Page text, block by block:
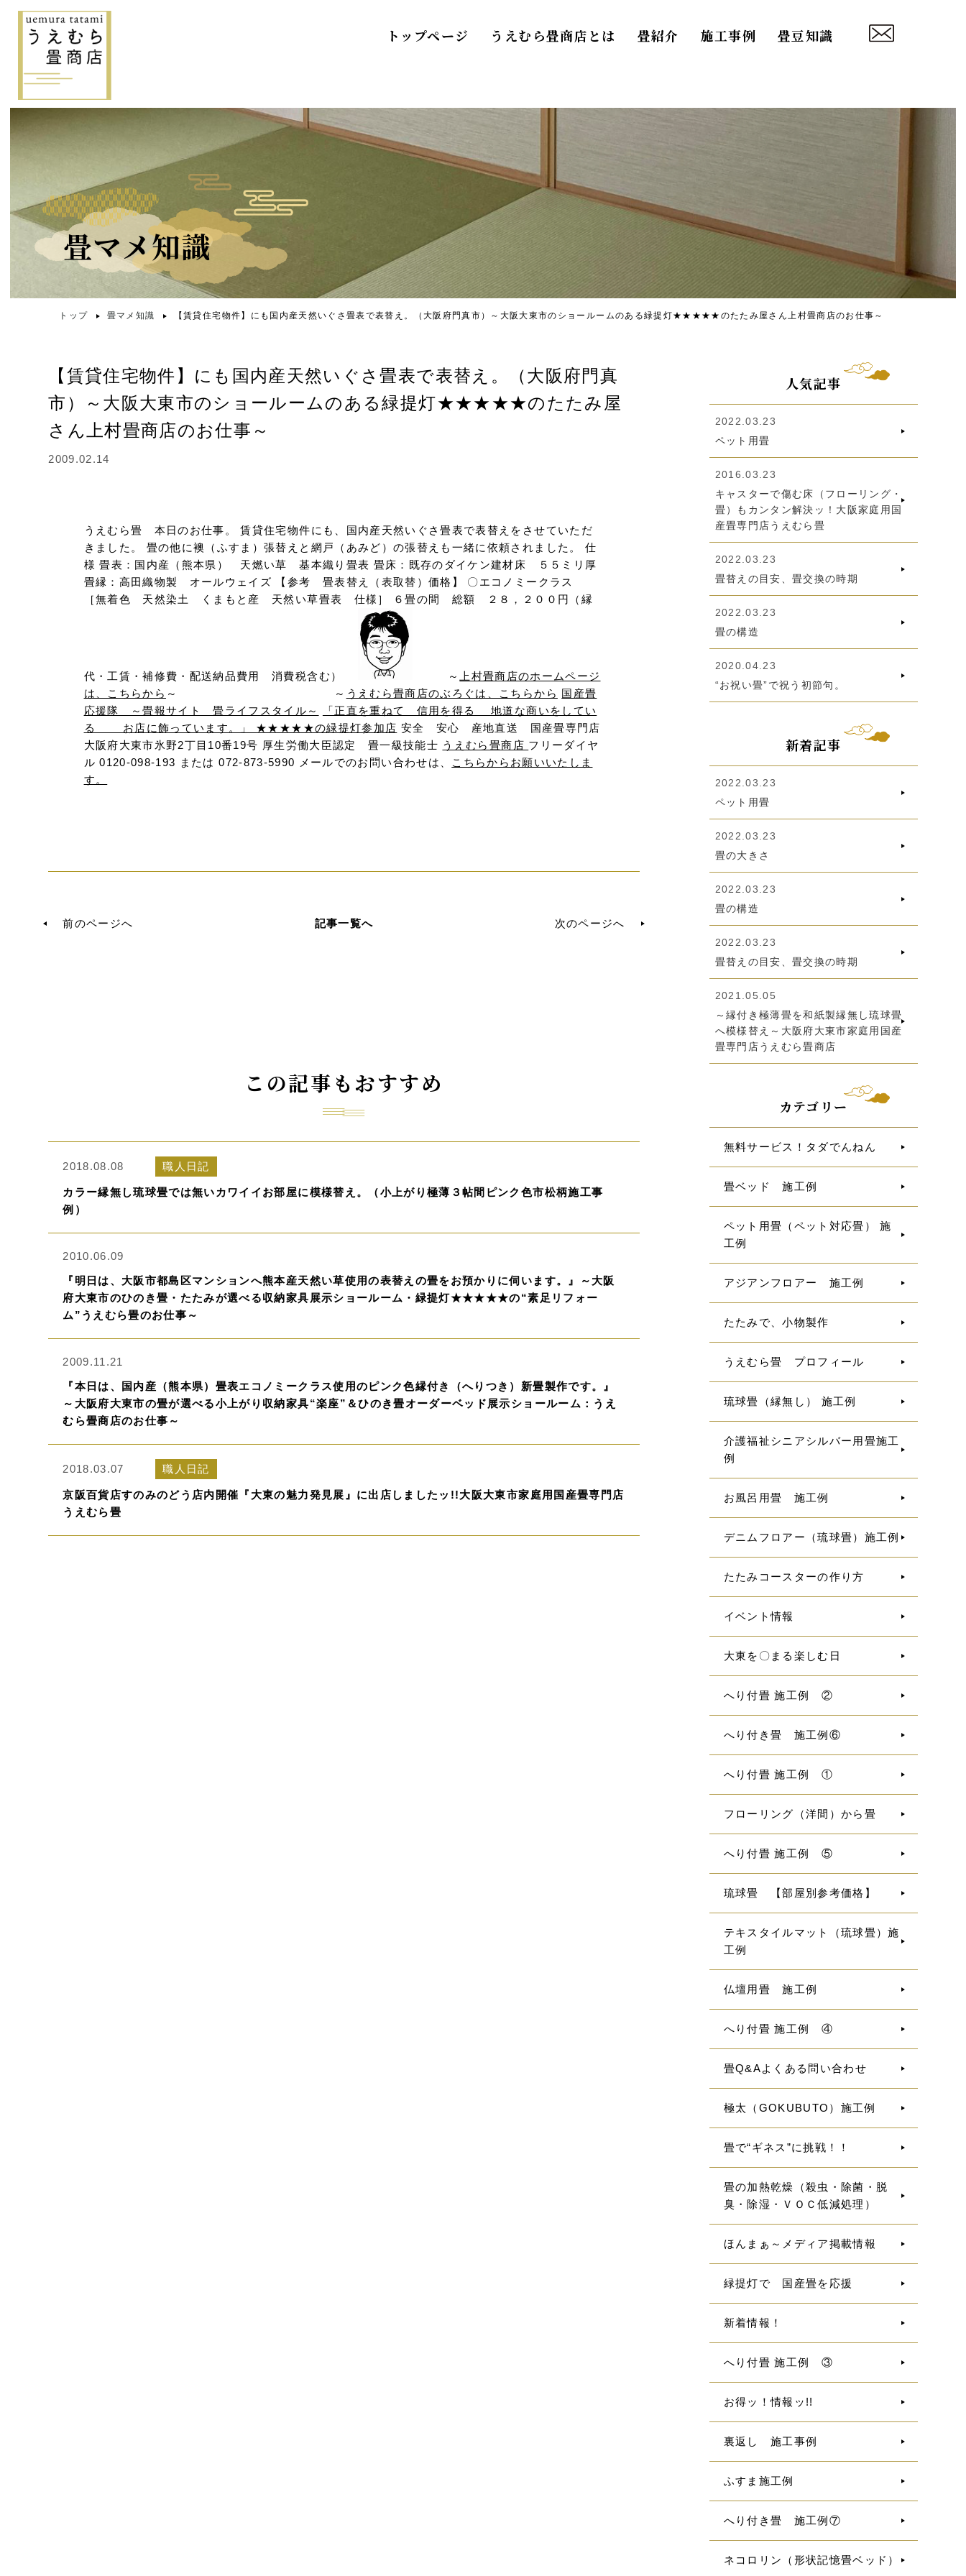
トップページ うえむら畳商店とは 畳紹介 施工事例 畳豆知識
畳マメ知識
トップ 畳マメ知識 【賃貸住宅物件】にも国内産天然いぐさ畳表で表替え。（大阪府門真市）～大阪大東市のショールームのある緑提灯★★★★★のたたみ屋さん上村畳商店のお仕事～
【賃貸住宅物件】にも国内産天然いぐさ畳表で表替え。（大阪府門真
市）～大阪大東市のショールームのある緑提灯★★★★★のたたみ屋
さん上村畳商店のお仕事～
2009.02.14
うえむら畳 本日のお仕事。 賃貸住宅物件にも、国内産天然いぐさ畳表で表替えをさせていただ
きました。 畳の他に襖（ふすま）張替えと網戸（あみど）の張替えも一緒に依頼されました。 仕
様 畳表：国内産（熊本県） 天燃い草 基本織り畳表 畳床：既存のダイケン建材床 ５５ミリ厚
畳縁：高田織物製 オールウェイズ 【参考 畳表替え（表取替）価格】 〇エコノミークラス
［無着色 天然染土 くまもと産 天然い草畳表 仕様］ ６畳の間 総額 ２８，２００円（縁
代・工賃・補修費・配送納品費用 消費税含む） ～
上村畳商店のホームページ
は、こちらから ～ ～ うえむら畳商店のぶろぐは、こちらから 国産畳
応援隊 ～畳報サイト 畳ライフスタイル～
「正直を重ねて 信用を得る 地道な商いをしてい
る お店に飾っています。」 ★★★★★の緑提灯参加店 安全 安心 産地直送 国産畳専門店
大阪府大東市氷野2丁目10番19号 厚生労働大臣認定 畳一級技能士 うえむら畳商店 フリーダイヤ
ル 0120-098-193 または 072-873-5990 メールでのお問い合わせは、
こちらからお願いいたしま
す。
前のページへ 記事一覧へ 次のページへ
この記事もおすすめ
2018.08.08 職人日記
カラー縁無し琉球畳では無いカワイイお部屋に模様替え。（小上がり極薄３帖間ピンク色市松柄施工事
例）
2010.06.09
『明日は、大阪市都島区マンションへ熊本産天然い草使用の表替えの畳をお預かりに伺います。』～大阪
府大東市のひのき畳・たたみが選べる収納家具展示ショールーム・緑提灯★★★★★の“素足リフォー
ム”うえむら畳のお仕事～
2009.11.21
『本日は、国内産（熊本県）畳表エコノミークラス使用のピンク色縁付き（へりつき）新畳製作です。』
～大阪府大東市の畳が選べる小上がり収納家具“楽座”＆ひのき畳オーダーベッド展示ショールーム：うえ
むら畳商店のお仕事～
2018.03.07 職人日記
京阪百貨店すのみのどう店内開催『大東の魅力発見展』に出店しましたッ!!大阪大東市家庭用国産畳専門店
うえむら畳
人気記事
2022.03.23
ペット用畳
2016.03.23
キャスターで傷む床（フローリング・
畳）もカンタン解決ッ！大阪家庭用国
産畳専門店うえむら畳
2022.03.23
畳替えの目安、畳交換の時期
2022.03.23
畳の構造
2020.04.23
“お祝い畳”で祝う初節句。
新着記事
2022.03.23
ペット用畳
2022.03.23
畳の大きさ
2022.03.23
畳の構造
2022.03.23
畳替えの目安、畳交換の時期
2021.05.05
～縁付き極薄畳を和紙製縁無し琉球畳
へ模様替え～大阪府大東市家庭用国産
畳専門店うえむら畳商店
カテゴリー
無料サービス！タダでんねん
畳ベッド 施工例
ペット用畳（ペット対応畳） 施
工例
アジアンフロアー 施工例
たたみで、小物製作
うえむら畳 プロフィール
琉球畳（縁無し） 施工例
介護福祉シニアシルバー用畳施工
例
お風呂用畳 施工例
デニムフロアー（琉球畳）施工例
たたみコースターの作り方
イベント情報
大東を〇まる楽しむ日
へり付畳 施工例 ②
へり付き畳 施工例⑥
へり付畳 施工例 ①
フローリング（洋間）から畳
へり付畳 施工例 ⑤
琉球畳 【部屋別参考価格】
テキスタイルマット（琉球畳）施
工例
仏壇用畳 施工例
へり付畳 施工例 ④
畳Q&Aよくある問い合わせ
極太（GOKUBUTO）施工例
畳で“ギネス”に挑戦！！
畳の加熱乾燥（殺虫・除菌・脱
臭・除湿・ＶＯＣ低減処理）
ほんまぁ～メディア掲載情報
緑提灯で 国産畳を応援
新着情報！
へり付畳 施工例 ③
お得ッ！情報ッ!!
裏返し 施工事例
ふすま施工例
へり付き畳 施工例⑦
ネコロリン（形状記憶畳ベッド）